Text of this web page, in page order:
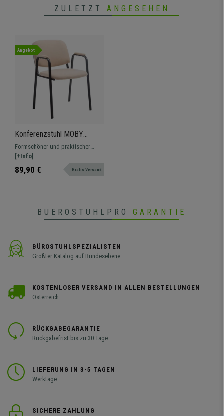
ZULETZT ANGESEHEN
Angebot
Konferenzstuhl MOBY
STOFF mit Armlehnen,
bequem und praktisch,
Beige
Formschöner und praktischer
Konferenzstuhl MOBY STOFF mit
Armlehnen im klassischen Stil.
[+Info]
89,90 € Gratis Versand
BUEROSTUHLPRO GARANTIE
BÜROSTUHLSPEZIALISTEN
Größter Katalog auf Bundesebene
KOSTENLOSER VERSAND IN ALLEN BESTELLUNGEN
Österreich
RÜCKGABEGARANTIE
Rückgabefrist bis zu 30 Tage
LIEFERUNG IN 3-5 TAGEN
Werktage
SICHERE ZAHLUNG